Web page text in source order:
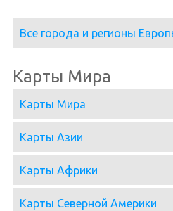
Все города и регионы
Карты Мира
Карты Мира
Карты Азии
Карты Африки
Карты Северной Америки